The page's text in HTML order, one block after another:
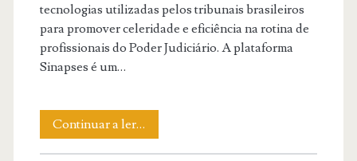
tecnologias utilizadas pelos tribunais brasileiros
para promover celeridade e eficiência na rotina de
profissionais do Poder Judiciário. A plataforma
Sinapses é um…
Continuar a ler…
Introdução